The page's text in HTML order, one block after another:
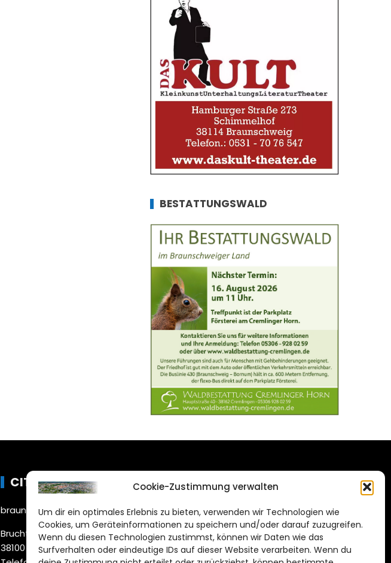
Cookie-Zustimmung verwalten
Um dir ein optimales Erlebnis zu bieten, verwenden wir Technologien wie
Cookies, um Geräteinformationen zu speichern und/oder darauf zuzugreifen.
Wenn du diesen Technologien zustimmst, können wir Daten wie das
Surfverhalten oder eindeutige IDs auf dieser Website verarbeiten. Wenn du
BESTATTUNGSWALD
CITYLIFE!
braunschweig@citylifemedien.de
Bruchtorwall 12
38100 Braunschweig
DAS STADTMAGAZIN
FÜR BRAUNSCHWEIG
Impressum
Datenschutzerklärung
Cookie Richtlinie